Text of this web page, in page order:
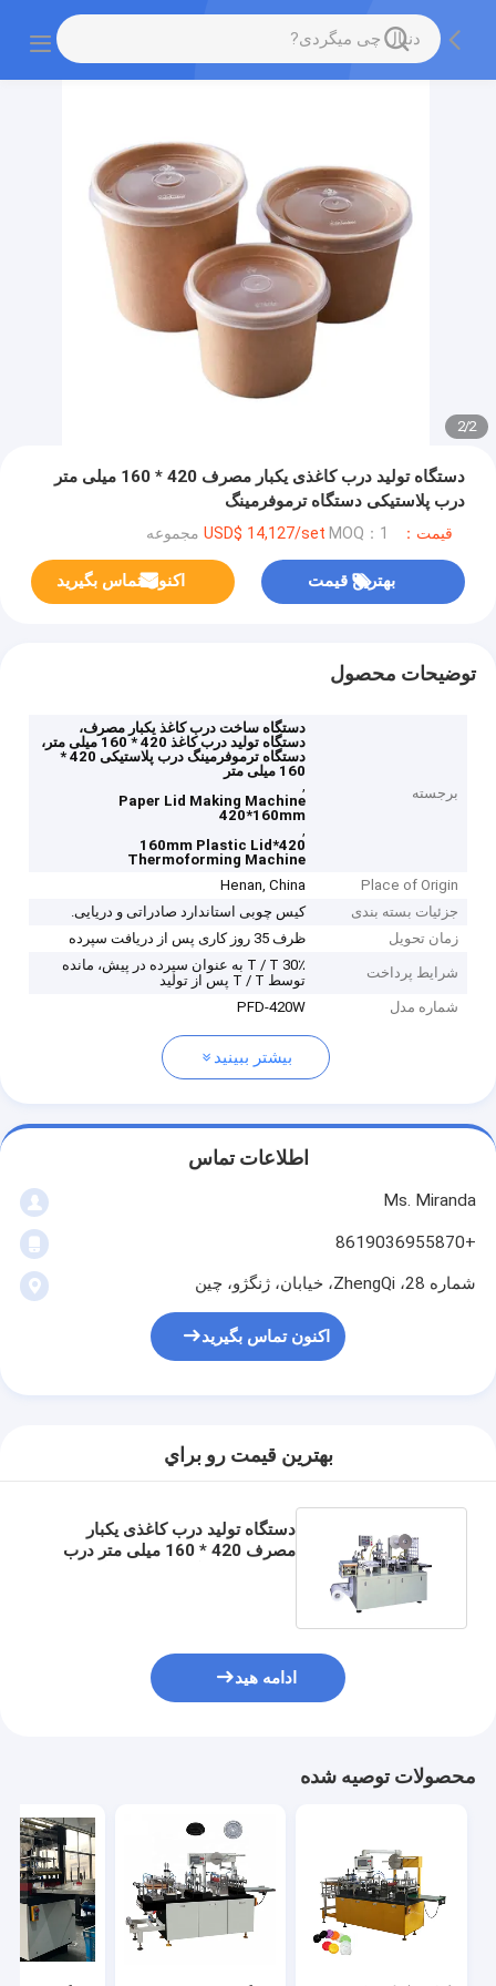
2
/
2
دستگاه تولید درب کاغذی یکبار مصرف 420 * 160 میلی متر
درب پلاستیکی دستگاه ترموفرمینگ
قیمت：USD$ 14,127/set MOQ：1 مجموعه
بهترین قیمت اکنون تماس بگیرید
توضیحات محصول
برجسته
دستگاه ساخت درب کاغذ یکبار مصرف،
دستگاه تولید درب کاغذ 420 * 160 میلی متر،
دستگاه ترموفرمینگ درب پلاستیکی 420 *
160 میلی متر
,
Paper Lid Making Machine
420*160mm
,
420*160mm Plastic Lid
Thermoforming Machine
Place of Origin
Henan, China
جزئیات بسته بندی
کیس چوبی استاندارد صادراتی و دریایی.
زمان تحویل
ظرف 35 روز کاری پس از دریافت سپرده
شرایط پرداخت
30٪ T / T به عنوان سپرده در پیش، مانده
توسط T / T پس از تولید
شماره مدل
PFD-420W
بیشتر ببینید
اطلاعات تماس
Ms. Miranda
+8619036955870
شماره 28، ZhengQi، خیابان، ژنگژو، چین
اکنون تماس بگیرید
بهترين قيمت رو براي
دستگاه تولید درب کاغذی یکبار
مصرف 420 * 160 میلی متر درب
ادامه هید
محصولات توصیه شده